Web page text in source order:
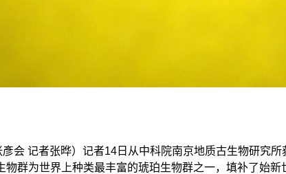
彥会 记者张晔）记者14日从中科院南京地质古生物研究
群为世界上种类最丰富的琥珀生物群之一，填补了始